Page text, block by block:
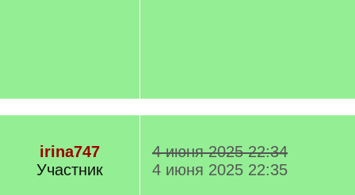
irina747
Участник
4 июня 2025 22:34
4 июня 2025 22:35